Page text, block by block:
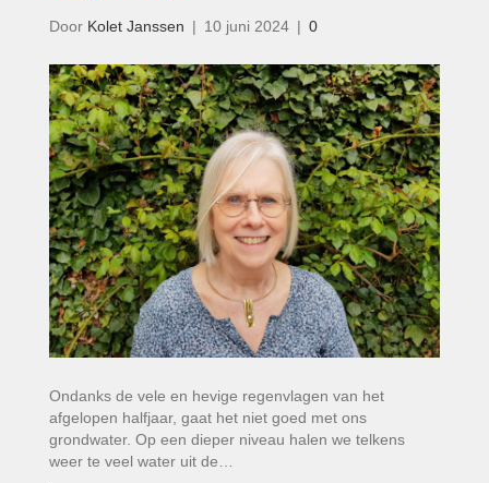
Door Kolet Janssen | 10 juni 2024 | 0
Ondanks de vele en hevige regenvlagen van het
afgelopen halfjaar, gaat het niet goed met ons
grondwater. Op een dieper niveau halen we telkens
weer te veel water uit de…